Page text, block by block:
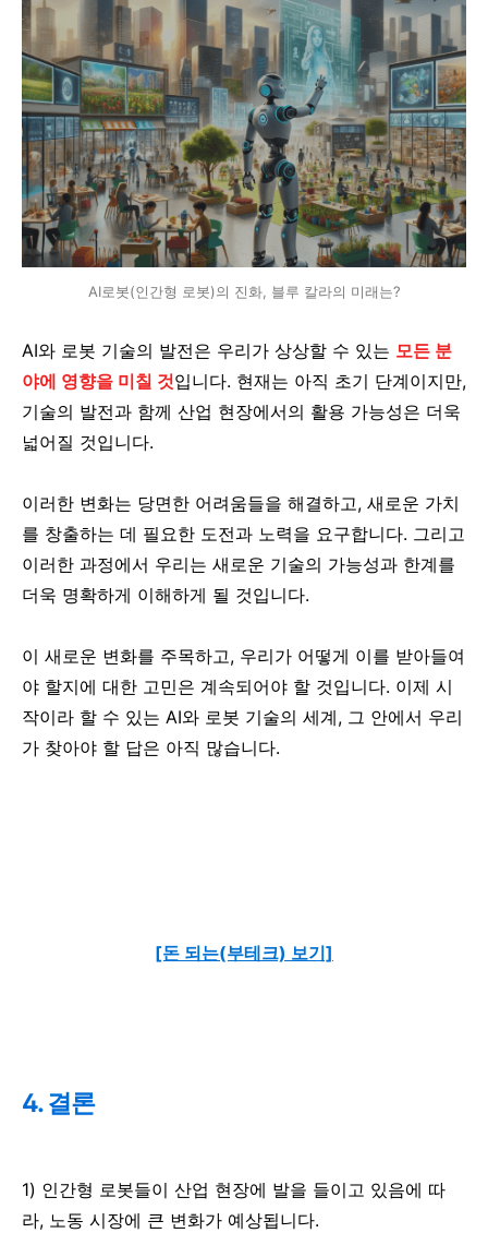
AI로봇(인간형 로봇)의 진화, 블루 칼라의 미래는?
AI와 로봇 기술의 발전은 우리가 상상할 수 있는 모든 분
야에 영향을 미칠 것입니다. 현재는 아직 초기 단계이지만,
기술의 발전과 함께 산업 현장에서의 활용 가능성은 더욱
넓어질 것입니다.
이러한 변화는 당면한 어려움들을 해결하고, 새로운 가치
를 창출하는 데 필요한 도전과 노력을 요구합니다. 그리고
이러한 과정에서 우리는 새로운 기술의 가능성과 한계를
더욱 명확하게 이해하게 될 것입니다.
이 새로운 변화를 주목하고, 우리가 어떻게 이를 받아들여
야 할지에 대한 고민은 계속되어야 할 것입니다. 이제 시
작이라 할 수 있는 AI와 로봇 기술의 세계, 그 안에서 우리
가 찾아야 할 답은 아직 많습니다.
[돈 되는(부테크) 보기]
4. 결론
1) 인간형 로봇들이 산업 현장에 발을 들이고 있음에 따
라, 노동 시장에 큰 변화가 예상됩니다.